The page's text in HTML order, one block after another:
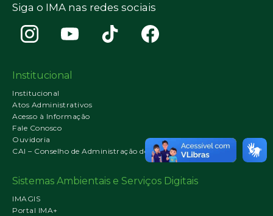
Siga o IMA nas redes sociais
Institucional
Institucional
Atos Administrativos
Acesso à Informação
Fale Conosco
Ouvidoria
CAI – Conselho de Administração do IMA
Sistemas Ambientais e Serviços Digitais
IMAGIS
Portal IMA+